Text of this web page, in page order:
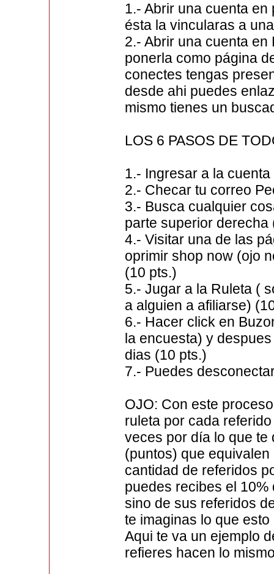
1.- Abrir una cuenta
ésta la vincularas a
2.- Abrir una cuenta
ponerla como página
conectes tengas
desde ahi puedes
mismo tienes un
LOS 6 PASOS DE
1.- Ingresar a la cuenta
2.- Checar tu correo
3.- Busca cualquier
parte superior derecha
4.- Visitar una de las
oprimir shop now (ojo
(10 pts.)
5.- Jugar a la Ruleta (
a alguien a afiliarse)
6.- Hacer click en
la encuesta) y
dias (10 pts.)
7.- Puedes
OJO: Con este
ruleta por cada
veces por día lo que
(puntos) que
cantidad de referidos
puedes recibes el
sino de sus referidos
te imaginas lo que
Aqui te va un ejemplo
refieres hacen lo